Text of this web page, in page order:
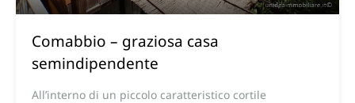
Comabbio – graziosa casa
semindipendente
All’interno di un piccolo caratteristico cortile